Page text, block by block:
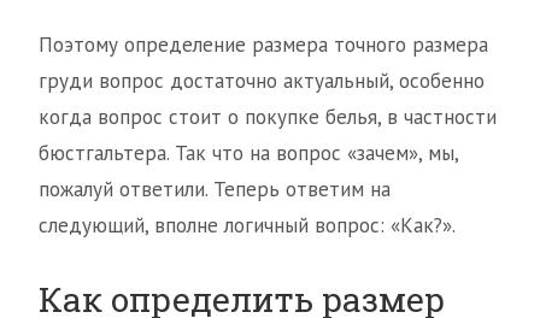
Поэтому определение размера точного размера
груди вопрос достаточно актуальный, особенно
когда вопрос стоит о покупке белья, в частности
бюстгальтера. Так что на вопрос «зачем», мы,
пожалуй ответили. Теперь ответим на
следующий, вполне логичный вопрос: «Как?».
Как определить размер